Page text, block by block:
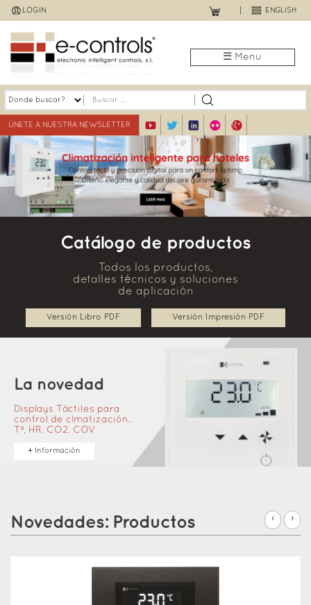
Jump
to
navigation
LOGIN ENGLISH
☰ Menu
ÚNETE A NUESTRA NEWSLETTER
Catálogo de productos
Todos los productos,
detalles técnicos y soluciones
de aplicación
Versión Libro PDF Versión Impresión PDF
La novedad
Displays Táctiles para
control de clmatización.
Tª, HR, CO2, COV
+ Información
Novedades: Productos ‹ ›